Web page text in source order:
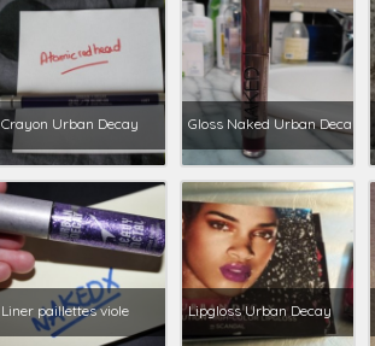
Crayon Urban Decay Gloss Naked Urban Deca
Liner paillettes viole Lipgloss Urban Decay